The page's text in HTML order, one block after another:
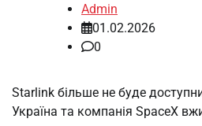
Admin
01.02.2026
0
Starlink більше не буде
Україна та компанія SpaceX